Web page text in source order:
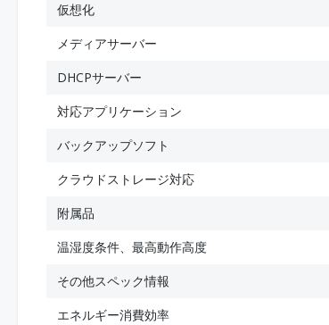
仮想化
メディアサーバー
DHCPサーバー
対応アプリケーション
バックアップソフト
クラウドストレージ対応
附属品
温湿度条件、最高動作高度
その他スペック情報
エネルギー消費効率